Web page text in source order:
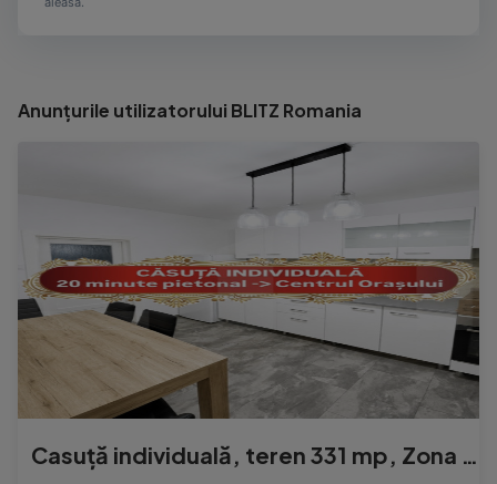
Anunțurile utilizatorului BLITZ Romania
Casuță individuală, teren 331 mp, Zona Semicentrala